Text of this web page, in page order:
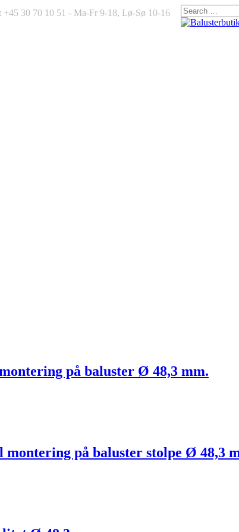
+45 30 70 10 51 - Ma-Fr 9-18, Lø-Sø 10-16
på baluster Ø 48,3 mm.
på baluster stolpe Ø 48,3